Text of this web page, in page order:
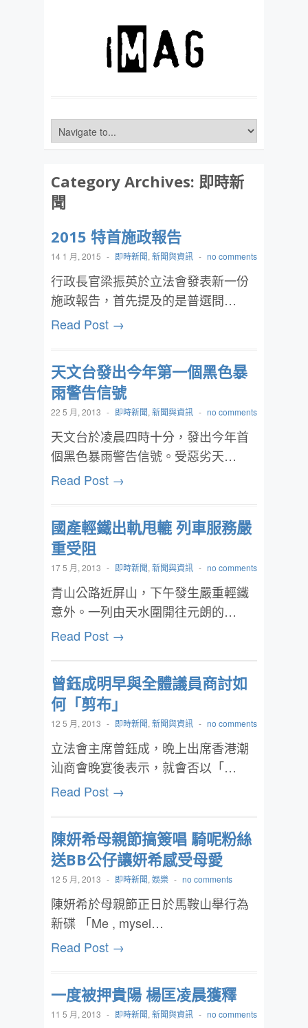
Category Archives: 即時新
聞
2015 特首施政報告
14 1 月, 2015 - 即時新聞, 新聞與資訊 - no comments
行政長官梁振英於立法會發表新一份
施政報告，首先提及的是普選問…
Read Post →
天文台發出今年第一個黑色暴
雨警告信號
22 5 月, 2013 - 即時新聞, 新聞與資訊 - no comments
天文台於凌晨四時十分，發出今年首
個黑色暴雨警告信號。受惡劣天…
Read Post →
國產輕鐵出軌甩轆 列車服務嚴
重受阻
17 5 月, 2013 - 即時新聞, 新聞與資訊 - no comments
青山公路近屏山，下午發生嚴重輕鐵
意外。一列由天水圍開往元朗的…
Read Post →
曾鈺成明早與全體議員商討如
何「剪布」
12 5 月, 2013 - 即時新聞, 新聞與資訊 - no comments
立法會主席曾鈺成，晩上出席香港潮
汕商會晚宴後表示，就會否以「…
Read Post →
陳妍希母親節搞簽唱 騎呢粉絲
送BB公仔讓妍希感受母愛
12 5 月, 2013 - 即時新聞, 娛樂 - no comments
陳妍希於母親節正日於馬鞍山舉行為
新碟 「Me , mysel…
Read Post →
一度被押貴陽 楊匡凌晨獲釋
11 5 月, 2013 - 即時新聞, 新聞與資訊 - no comments